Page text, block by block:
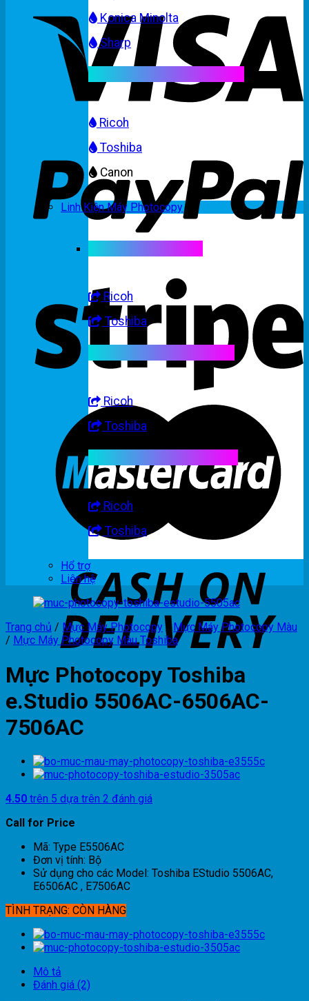
Konica Minolta
Sharp
Ricoh
Toshiba
Canon
Linh Kiện Máy Photocopy
Ricoh
Toshiba
Ricoh
Toshiba
Ricoh
Toshiba
Hổ trợ
Liên hệ
Trang chủ / Mực Máy Photocopy / Mực Máy Photocopy Màu
/ Mực Máy Photocopy Màu Toshiba
Mực Photocopy Toshiba
e.Studio 5506AC-6506AC-
7506AC
4.50 trên 5 dựa trên 2 đánh giá
Call for Price
Mã: Type E5506AC
Đơn vị tính: Bộ
Sử dụng cho các Model: Toshiba EStudio 5506AC,
E6506AC , E7506AC
TÌNH TRẠNG: CÒN HÀNG
Mô tả
Đánh giá (2)